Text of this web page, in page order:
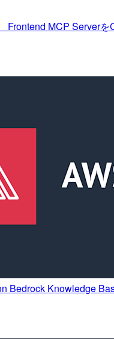
Frontend MCP Server
Bedrock Knowledge